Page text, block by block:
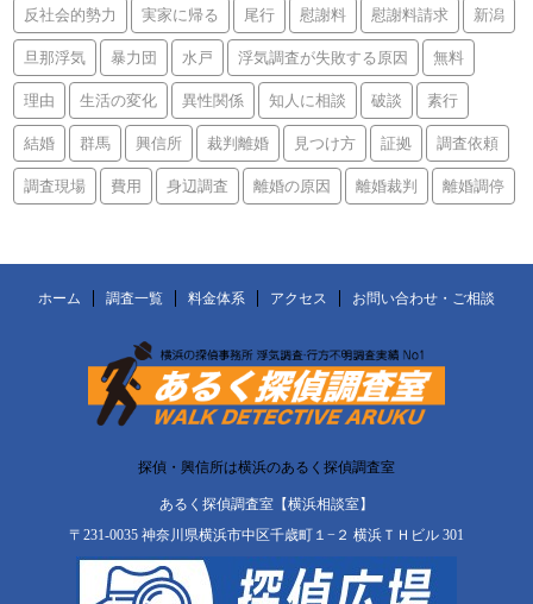
反社会的勢力 実家に帰る 尾行 慰謝料 慰謝料請求 新潟
旦那浮気 暴力団 水戸 浮気調査が失敗する原因 無料
理由 生活の変化 異性関係 知人に相談 破談 素行
結婚 群馬 興信所 裁判離婚 見つけ方 証拠 調査依頼
調査現場 費用 身辺調査 離婚の原因 離婚裁判 離婚調停
ホーム 調査一覧 料金体系 アクセス お問い合わせ・ご相談
探偵・興信所は横浜のあるく探偵調査室
あるく探偵調査室【横浜相談室】
〒231-0035 神奈川県横浜市中区千歳町１−２ 横浜ＴＨビル 301